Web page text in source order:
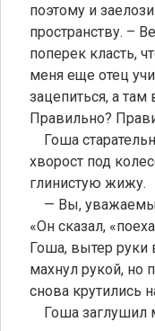
поэтому и
пространству. –
поперек класть,
меня еще отец
зацепиться, а
Правильно?
Гоша
хворост под
глинистую жижу.
— Вы,
«Он сказал,
Гоша, вытер руки
махнул рукой, но
снова крутились
Гоша заглушил